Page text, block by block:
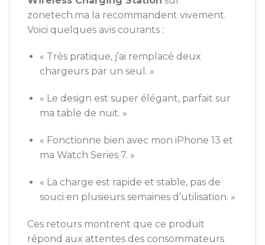
zonetech.ma la recommandent vivement.
Voici quelques avis courants :
« Très pratique, j’ai remplacé deux
chargeurs par un seul. »
« Le design est super élégant, parfait sur
ma table de nuit. »
« Fonctionne bien avec mon iPhone 13 et
ma Watch Series 7. »
« La charge est rapide et stable, pas de
souci en plusieurs semaines d’utilisation. »
Ces retours montrent que ce produit
répond aux attentes des consommateurs